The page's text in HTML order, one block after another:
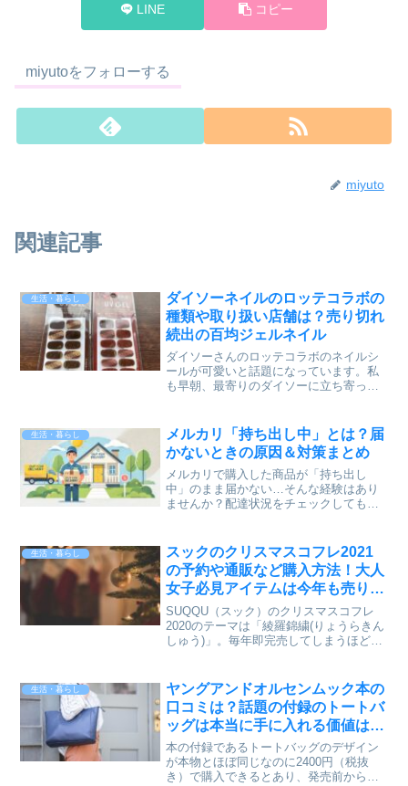
LINE コピー
miyutoをフォローする
miyuto
関連記事
生活・暮らし
ダイソーネイルのロッテコラボの
種類や取り扱い店舗は？売り切れ
続出の百均ジェルネイル
ダイソーさんのロッテコラボのネイルシ
ールが可愛いと話題になっています。私
も早朝、最寄りのダイソーに立ち寄って
ーの辺りをぐるぐるしてみましたが見当
たらなかったのでその店舗で...
生活・暮らし
メルカリ「持ち出し中」とは？届
かないときの原因＆対策まとめ
メルカリで購入した商品が「持ち出し
中」のまま届かない…そんな経験はあり
ませんか？配達状況をチェックしても変
何か、通常どのくらいで届くのか、動か
ない場合の対処法まで詳しく解...
生活・暮らし
スックのクリスマスコフレ2021
の予約や通販など購入方法！大人
女子必見アイテムは今年も売り切
れ必須！
SUQQU（スック）のクリスマスコフレ
2020のテーマは「綾羅錦繍(りょうらきん
しゅう)」。毎年即完売してしまうほど人
れたアイテムはアイシャドウとチークと
リッ...
生活・暮らし
ヤングアンドオルセンムック本の
口コミは？話題の付録のトートバ
ッグは本当に手に入れる価値はあ
る？
本の付録であるトートバッグのデザイン
が本物とほぼ同じなのに2400円（税抜
き）で購入できるとあり、発売前から話